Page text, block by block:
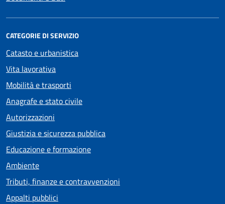
CATEGORIE DI SERVIZIO
Catasto e urbanistica
Vita lavorativa
Mobilità e trasporti
Anagrafe e stato civile
Autorizzazioni
Giustizia e sicurezza pubblica
Educazione e formazione
Ambiente
Tributi, finanze e contravvenzioni
Appalti pubblici